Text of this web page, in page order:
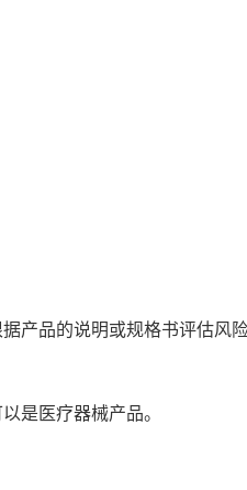
产品的说明或规格书评估风
是医疗器械产品。